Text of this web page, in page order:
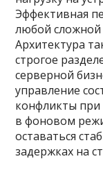
Эффективная
любой сложной
Архитектура
строгое
серверной
управление
конфликты при
в фоновом
оставаться
задержках на